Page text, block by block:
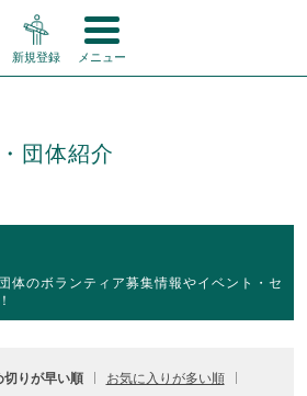
新規登録 メニュー
団体紹介
体のボランティア募集情報やイベント・セ
切りが早い順 お気に入りが多い順